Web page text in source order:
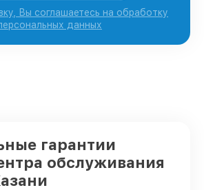
Вы соглашаетесь на обработку
данных
гарантии
обслуживания